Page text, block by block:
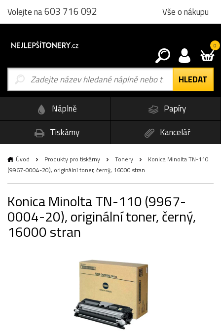
Volejte na603 716 092 Vše o nákupu
0
Náplně
Papíry
Tiskárny
Kancelář
Úvod Produkty pro tiskárny Tonery
Konica Minolta TN-110
(9967-0004-20), originální toner, černý, 16000 stran
Konica Minolta TN-110 (9967-
0004-20), originální toner, černý,
16000 stran